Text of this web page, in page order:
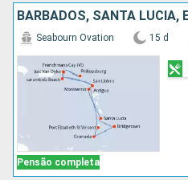
Pensão completa
Seabourn Ovation 15 d